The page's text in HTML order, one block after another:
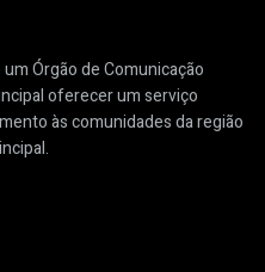
Órgão de Comunicação
oferecer um serviço
às comunidades da região